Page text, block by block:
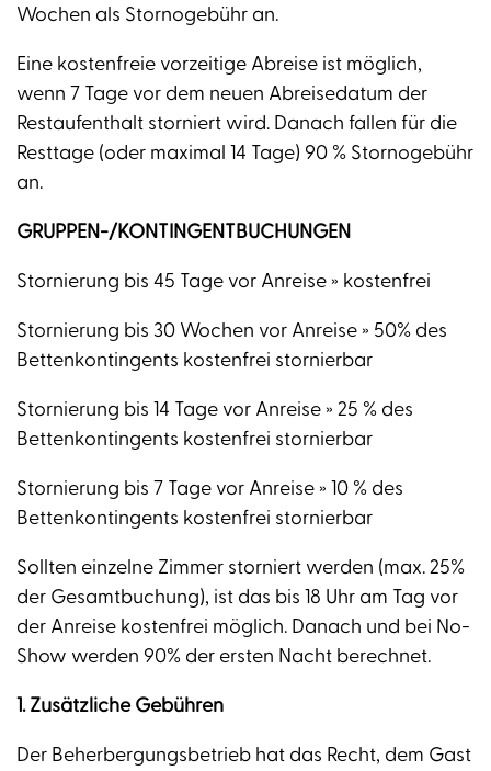
Wochen als Stornogebühr an.
Eine kostenfreie vorzeitige Abreise ist möglich,
wenn 7 Tage vor dem neuen Abreisedatum der
Restaufenthalt storniert wird. Danach fallen für die
Resttage (oder maximal 14 Tage) 90 % Stornogebühr
an.
GRUPPEN-/KONTINGENTBUCHUNGEN
Stornierung bis 45 Tage vor Anreise » kostenfrei
Stornierung bis 30 Wochen vor Anreise » 50% des
Bettenkontingents kostenfrei stornierbar
Stornierung bis 14 Tage vor Anreise » 25 % des
Bettenkontingents kostenfrei stornierbar
Stornierung bis 7 Tage vor Anreise » 10 % des
Bettenkontingents kostenfrei stornierbar
Sollten einzelne Zimmer storniert werden (max. 25%
der Gesamtbuchung), ist das bis 18 Uhr am Tag vor
der Anreise kostenfrei möglich. Danach und bei No-
Show werden 90% der ersten Nacht berechnet.
1. Zusätzliche Gebühren
Der Beherbergungsbetrieb hat das Recht, dem Gast